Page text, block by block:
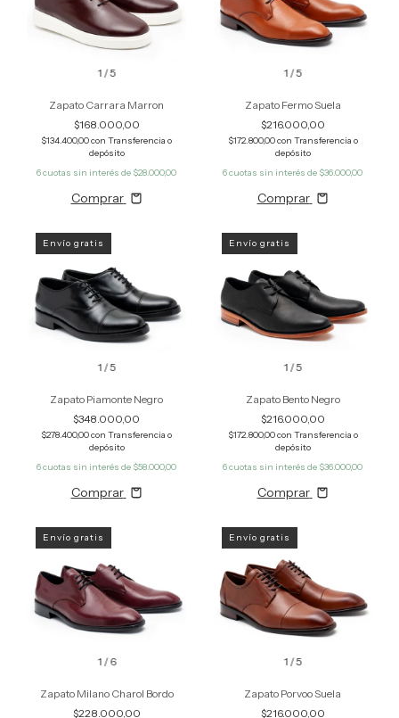
1 /5
Zapato Carrara Marron
$168.000,00
$134.400,00con Transferencia o
depósito
6cuotas sin interés de $28.000,00
Comprar
1 /5
Zapato Fermo Suela
$216.000,00
$172.800,00con Transferencia o
depósito
6cuotas sin interés de $36.000,00
Comprar
1 /5
Envío gratis
Zapato Piamonte Negro
$348.000,00
$278.400,00con Transferencia o
depósito
6cuotas sin interés de $58.000,00
Comprar
1 /5
Envío gratis
Zapato Bento Negro
$216.000,00
$172.800,00con Transferencia o
depósito
6cuotas sin interés de $36.000,00
Comprar
1 /6
Envío gratis
Zapato Milano Charol Bordo
$228.000,00
1 /5
Envío gratis
Zapato Porvoo Suela
$216.000,00